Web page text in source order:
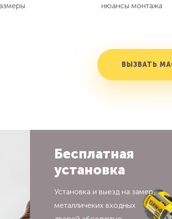
нюансы монтажа
ВЫЗВАТЬ
Бесплатная
установка
Установка и выезд на замер
металличеких входных